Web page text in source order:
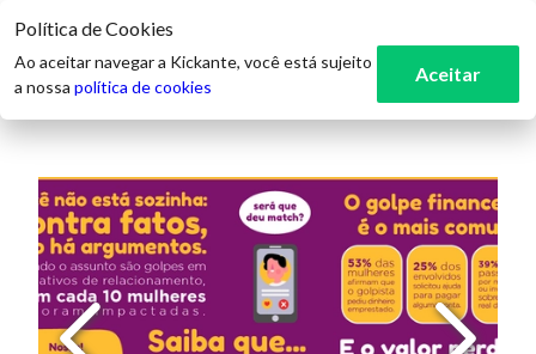
Política de Cookies
Ao aceitar navegar a Kickante, você está sujeito
a nossa política de cookies
Aceitar